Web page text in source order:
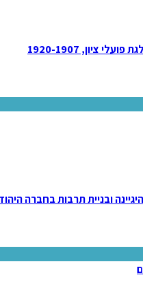
1920-1907
ובניית תרבות בחברה